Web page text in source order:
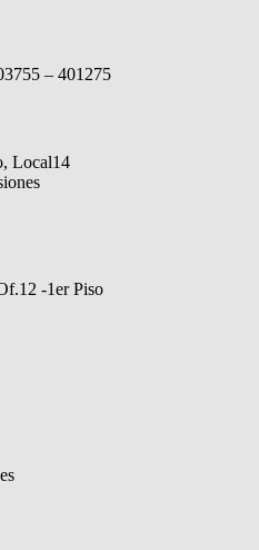
– 401275
Local14
-1er Piso